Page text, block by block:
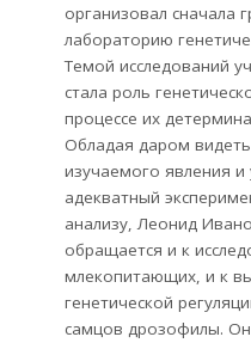
организовал сначала
лабораторию
Темой исследований
стала роль
процессе их
Обладая даром
изучаемого явления
адекватный
анализу, Леонид
обращается и к
млекопитающих, и к
генетической
самцов дрозофилы.